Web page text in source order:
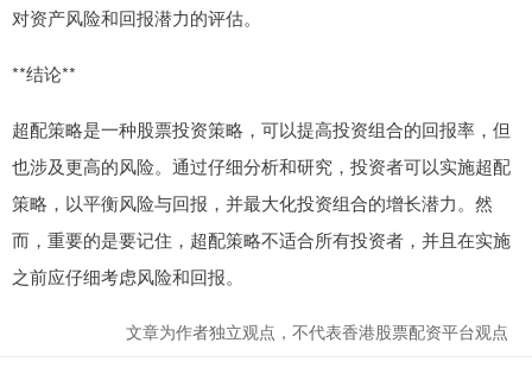
对资产风险和回报潜力的评估。
**结论**
超配策略是一种股票投资策略，可以提高投资组合的回报率，但
也涉及更高的风险。通过仔细分析和研究，投资者可以实施超配
策略，以平衡风险与回报，并最大化投资组合的增长潜力。然
而，重要的是要记住，超配策略不适合所有投资者，并且在实施
之前应仔细考虑风险和回报。
文章为作者独立观点，不代表香港股票配资平台观点